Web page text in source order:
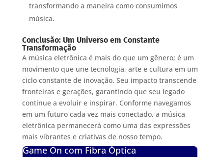
transformando a maneira como consumimos
música.
Conclusão: Um Universo em Constante
Transformação
A música eletrônica é mais do que um gênero; é um
movimento que une tecnologia, arte e cultura em um
ciclo constante de inovação. Seu impacto transcende
fronteiras e gerações, garantindo que seu legado
continue a evoluir e inspirar. Conforme navegamos
em um futuro cada vez mais conectado, a música
eletrônica permanecerá como uma das expressões
mais vibrantes e criativas de nosso tempo.
Game On com Fibra Óptica